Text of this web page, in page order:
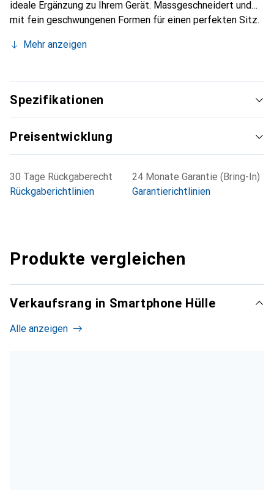
ideale Ergänzung zu Ihrem Gerät. Massgeschneidert und
mit fein geschwungenen Formen für einen perfekten Sitz.
Smartphone. Die Marke Noreve ist international für ihre
für den anspruchsvollen Kunden.
Mehr anzeigen
Spezifikationen
Preisentwicklung
30 Tage Rückgaberecht
Rückgaberichtlinien
24 Monate Garantie (Bring-In)
Garantierichtlinien
Produkte vergleichen
Verkaufsrang in Smartphone Hülle
Alle anzeigen